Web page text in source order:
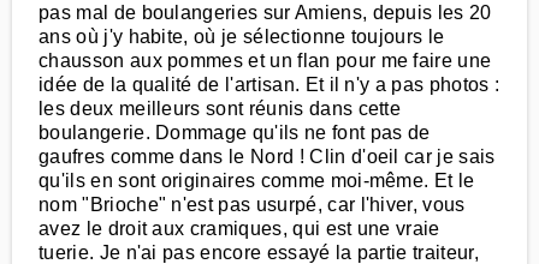
pas mal de boulangeries sur Amiens, depuis les 20
ans où j'y habite, où je sélectionne toujours le
chausson aux pommes et un flan pour me faire une
idée de la qualité de l'artisan. Et il n'y a pas photos :
les deux meilleurs sont réunis dans cette
boulangerie. Dommage qu'ils ne font pas de
gaufres comme dans le Nord ! Clin d'oeil car je sais
qu'ils en sont originaires comme moi-même. Et le
nom "Brioche" n'est pas usurpé, car l'hiver, vous
avez le droit aux cramiques, qui est une vraie
tuerie. Je n'ai pas encore essayé la partie traiteur,